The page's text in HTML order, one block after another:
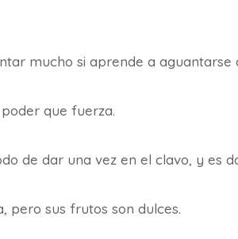
mucho si aprende a aguantarse
que fuerza.
de dar una vez en el clavo, y es
pero sus frutos son dulces.